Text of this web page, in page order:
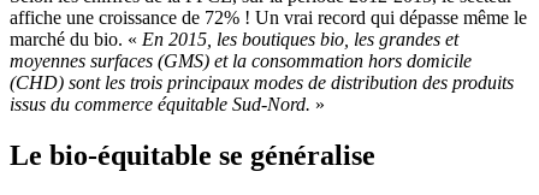
affiche une croissance de 72% ! Un vrai record qui dépasse même le
marché du bio. « En 2015, les boutiques bio, les grandes et
moyennes surfaces (GMS) et la consommation hors domicile
(CHD) sont les trois principaux modes de distribution des produits
issus du commerce équitable Sud-Nord. »
Le bio-équitable se généralise